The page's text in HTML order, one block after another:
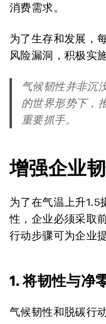
消费需求。
为了生存和发展，
风险漏洞，积极实
气候韧性并非沉
的世界形势下，
重要抓手。
增强企业
为了在气温上升1.5
性，企业必须采取
行动步骤可为企业
1. 将韧性与净
气候韧性和脱碳行